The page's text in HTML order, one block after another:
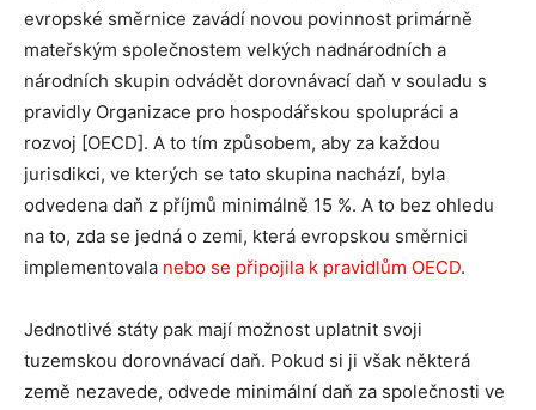
evropské směrnice zavádí novou povinnost primárně
mateřským společnostem velkých nadnárodních a
národních skupin odvádět dorovnávací daň v souladu s
pravidly Organizace pro hospodářskou spolupráci a
rozvoj [OECD]. A to tím způsobem, aby za každou
jurisdikci, ve kterých se tato skupina nachází, byla
odvedena daň z příjmů minimálně 15 %. A to bez ohledu
na to, zda se jedná o zemi, která evropskou směrnici
implementovala nebo se připojila k pravidlům OECD.
Jednotlivé státy pak mají možnost uplatnit svoji
tuzemskou dorovnávací daň. Pokud si ji však některá
země nezavede, odvede minimální daň za společnosti ve